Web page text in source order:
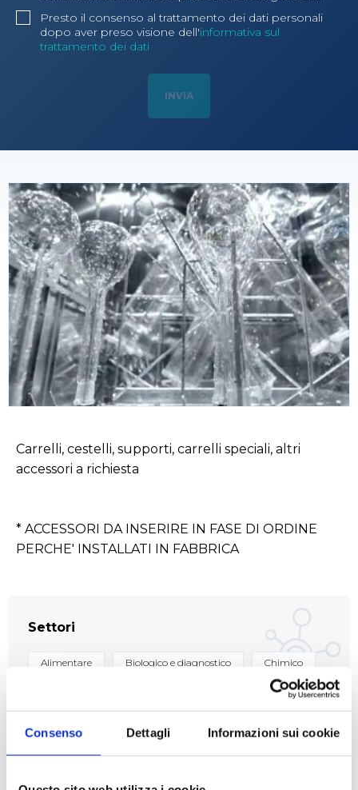
Consenso Dettagli Informazioni sui cookie
Presto il consenso al trattamento dei dati personali
dopo aver preso visione dell'informativa sul
trattamento dei dati
Carrelli, cestelli, supporti, carrelli speciali, altri
accessori a richiesta
* ACCESSORI DA INSERIRE IN FASE DI ORDINE
PERCHE' INSTALLATI IN FABBRICA
Settori
Alimentare Biologico e diagnostico Chimico